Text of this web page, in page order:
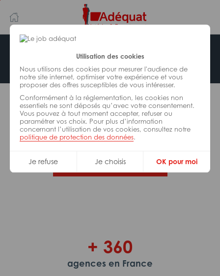
Utilisation des cookies
Nous utilisons des cookies pour mesurer l'audience de
notre site internet, optimiser votre expérience et vous
proposer des offres susceptibles de vous intéresser.
Conformément à la réglementation, les cookies non
essentiels ne sont déposés qu’avec votre consentement.
Vous pouvez à tout moment accepter, refuser ou
paramétrer vos choix. Pour plus d’information
concernant l’utilisation de vos cookies, consultez notre
politique de protection des données.
Je refuse Je choisis OK pour moi
au
contenu
principal
navigation
Offre indisponible
L’offre d’emploi que vous tentez de consulter n’est
plus disponible.
De nombreuses autres missions peuvent vous
correspondre, consultez toutes nos offres.
Trouvez votre job Adéquat !
+ 360
agences en France